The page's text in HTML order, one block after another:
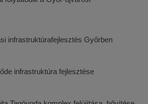
infrastruktúrafejlesztés Győrben
infrastruktúra fejlesztése